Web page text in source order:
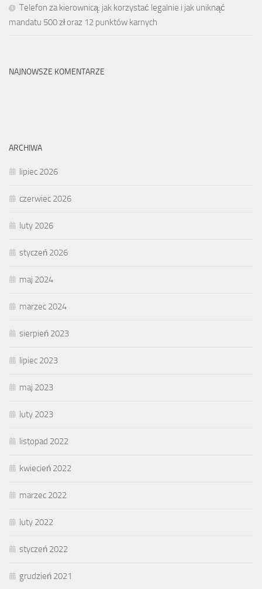
Telefon za kierownicą: jak korzystać legalnie i jak uniknąć
mandatu 500 zł oraz 12 punktów karnych
NAJNOWSZE KOMENTARZE
ARCHIWA
lipiec 2026
czerwiec 2026
luty 2026
styczeń 2026
maj 2024
marzec 2024
sierpień 2023
lipiec 2023
maj 2023
luty 2023
listopad 2022
kwiecień 2022
marzec 2022
luty 2022
styczeń 2022
grudzień 2021